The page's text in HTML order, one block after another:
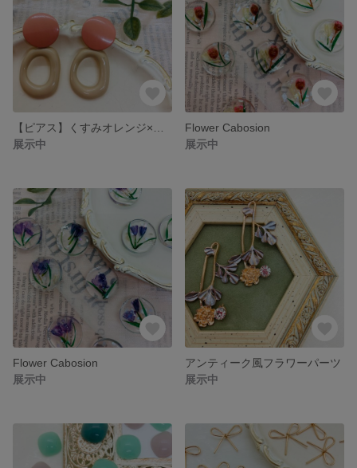
展示中
Flower Cabosion
展示中
Flower Cabosion
展示中
アンティーク風フラワーパーツ
展示中